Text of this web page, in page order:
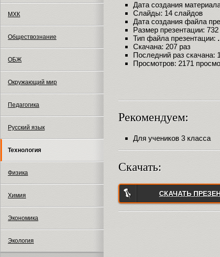
МХК
Обществознание
ОБЖ
Окружающий мир
Педагогика
Русский язык
Технология
Физика
Химия
Экономика
Экология
Дата создания
Слайды: 14 слайдов
Дата создания файла
Размер презентации:
Тип файла презентации:
Скачана: 207 раз
Последний раз скачана:
Просмотров: 2171
Рекомендуем:
Для учеников 3 класса
Скачать:
СКАЧАТЬ